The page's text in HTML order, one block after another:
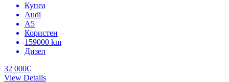
Купеа
Audi
A5
Користен
159000 km
Дизел
32 000€
View Details